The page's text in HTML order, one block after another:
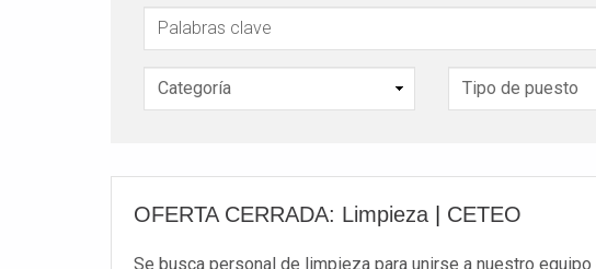
Palabras clave
OFERTA CERRADA: Limpieza| CETEO
Se busca personal de limpieza para unirse a nuestro